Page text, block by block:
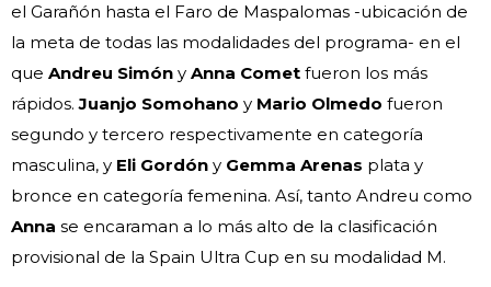
el Garañón hasta el Faro de Maspalomas -ubicación de
la meta de todas las modalidades del programa- en el
que Andreu Simón y Anna Comet fueron los más
rápidos.Juanjo Somohano y Mario Olmedo fueron
segundo y tercero respectivamente en categoría
masculina, y Eli Gordón y Gemma Arenas plata y
bronce en categoría femenina. Así, tanto Andreu como
Anna se encaraman a lo más alto de la clasificación
provisional de la Spain Ultra Cup en su modalidad M.